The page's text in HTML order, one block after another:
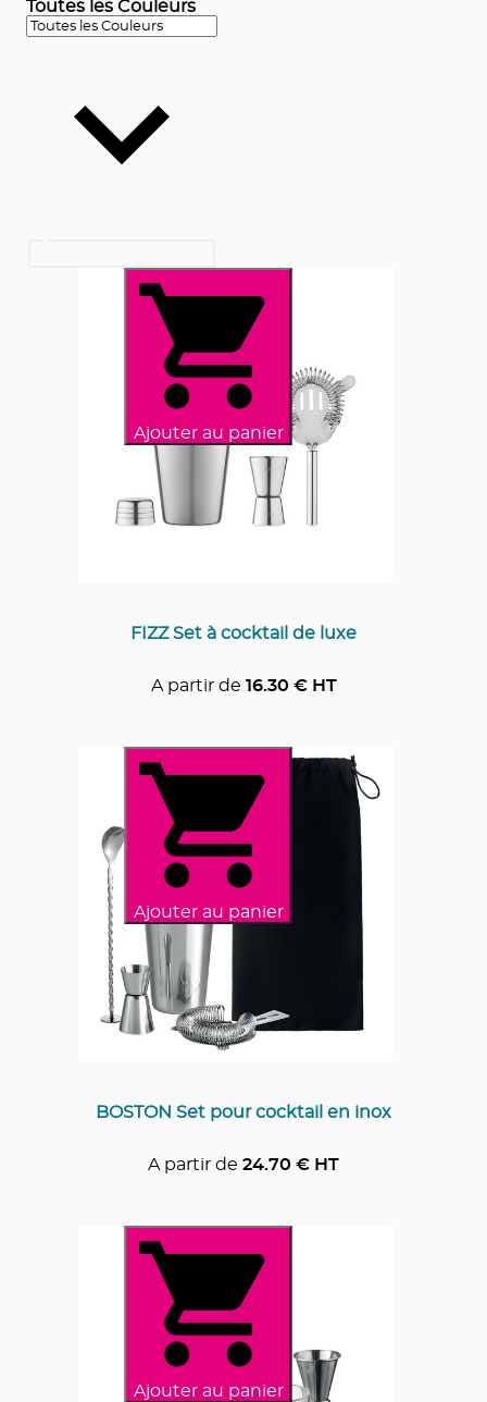
Toutes les Couleurs
Ajouter au panier
FIZZ Set à cocktail de luxe
A partir de 16.30 € HT
Ajouter au panier
BOSTON Set pour cocktail en inox
A partir de 24.70 € HT
Ajouter au panier